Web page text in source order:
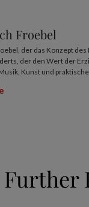
Froebel
der das Konzept
der den Wert der
Kunst und
Further